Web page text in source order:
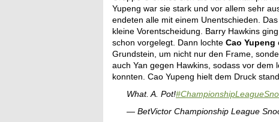
Yupeng war sie stark und vor allem sehr
endeten alle mit einem Unentschieden.
kleine Vorentscheidung. Barry Hawkins
schon vorgelegt. Dann lochte Cao Yupeng
Grundstein, um nicht nur den Frame,
auch Yan gegen Hawkins, sodass vor
konnten. Cao Yupeng hielt dem Druck
What. A. Pot!
— BetVictor Championship League